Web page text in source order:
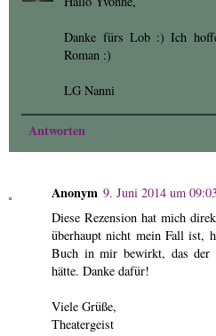
Danke fürs Lob :) Ich
Roman :)
LG Nanni
Antworten
Anonym 9. Juni 2014 um
Diese Rezension hat mich
überhaupt nicht mein Fall ist,
Buch in mir bewirkt, das der
hätte. Danke dafür!
Viele Grüße,
Theatergeist